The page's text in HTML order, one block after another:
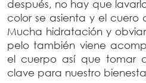
después, no hay que
color se asienta y el cuero
Mucha hidratación y
pelo también viene
el cuerpo así que tomar
clave para nuestro